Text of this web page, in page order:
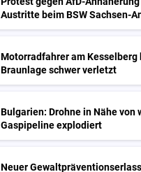
Austritte beim BSW Sachsen-
Motorradfahrer am Kesselberg
Braunlage schwer verletzt
Bulgarien: Drohne in Nähe von
Gaspipeline explodiert
Neuer